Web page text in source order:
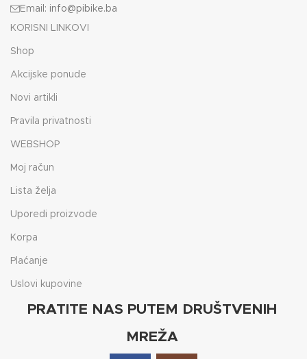
Email: info@pibike.ba
KORISNI LINKOVI
Shop
Akcijske ponude
Novi artikli
Pravila privatnosti
WEBSHOP
Moj račun
Lista želja
Uporedi proizvode
Korpa
Plaćanje
Uslovi kupovine
PRATITE NAS PUTEM DRUŠTVENIH
MREŽA